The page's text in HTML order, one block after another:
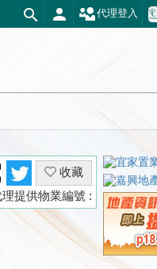
代理登入
收藏
理提供物業編號 :